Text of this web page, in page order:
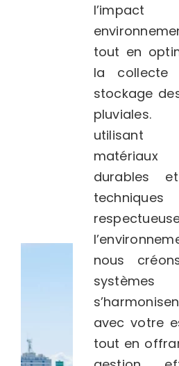
l’impact
tout en
la
stockage
utilisant
matériaux
durables
techniques
nous
avec votre
tout en